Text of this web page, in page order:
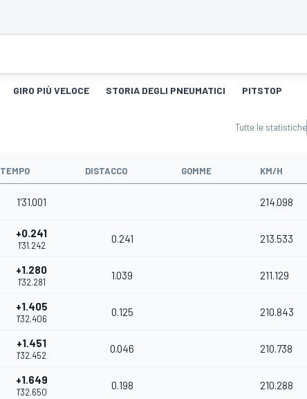
GIRO PIÙ VELOCE STORIA DEGLI PNEUMATICI PITSTOP
Tutte le statistiche
TEMPO DISTACCO GOMME KM/H
1'31.001 214.098
+0.241
1'31.242
0.241 213.533
+1.280
1'32.281
1.039 211.129
+1.405
1'32.406
0.125 210.843
+1.451
1'32.452
0.046 210.738
+1.649
1'32.650
0.198 210.288